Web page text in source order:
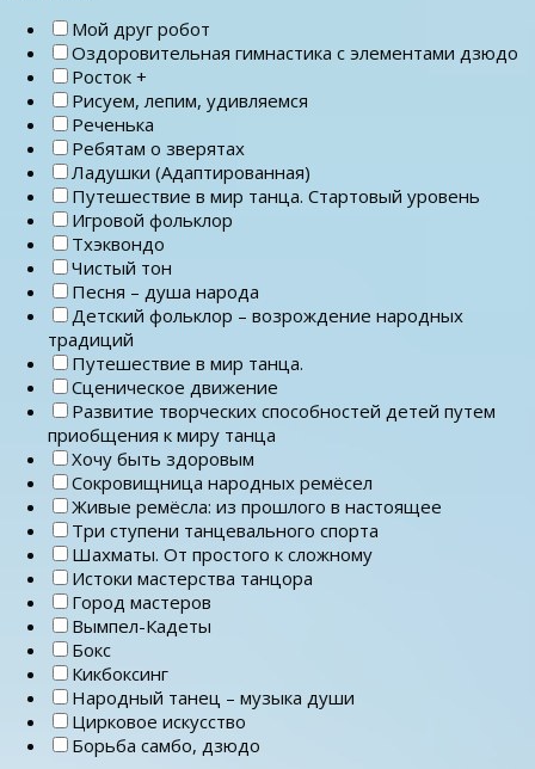
Мой друг робот
Оздоровительная гимнастика с элементами дзюдо
Росток +
Рисуем, лепим, удивляемся
Реченька
Ребятам о зверятах
Ладушки (Адаптированная)
Путешествие в мир танца. Стартовый уровень
Игровой фольклор
Тхэквондо
Чистый тон
Песня – душа народа
Детский фольклор – возрождение народных
традиций
Путешествие в мир танца.
Сценическое движение
Развитие творческих способностей детей путем
приобщения к миру танца
Хочу быть здоровым
Сокровищница народных ремёсел
Живые ремёсла: из прошлого в настоящее
Три ступени танцевального спорта
Шахматы. От простого к сложному
Истоки мастерства танцора
Город мастеров
Вымпел-Кадеты
Бокс
Кикбоксинг
Народный танец – музыка души
Цирковое искусство
Борьба самбо, дзюдо